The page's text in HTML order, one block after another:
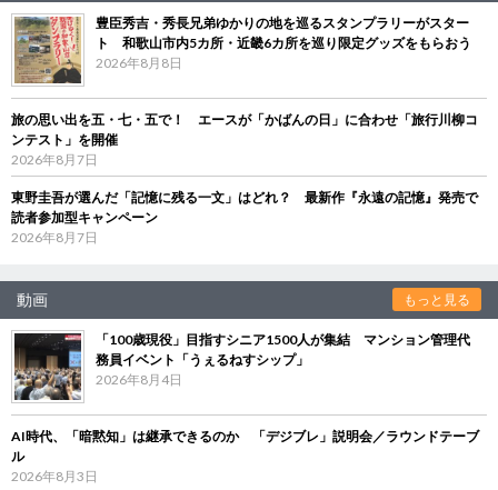
豊臣秀吉・秀長兄弟ゆかりの地を巡るスタンプラリーがスター
ト 和歌山市内5カ所・近畿6カ所を巡り限定グッズをもらおう
2026年8月8日
旅の思い出を五・七・五で！ エースが「かばんの日」に合わせ「旅行川柳コ
ンテスト」を開催
2026年8月7日
東野圭吾が選んだ「記憶に残る一文」はどれ？ 最新作『永遠の記憶』発売で
読者参加型キャンペーン
2026年8月7日
動画 もっと見る
「100歳現役」目指すシニア1500人が集結 マンション管理代
務員イベント「うぇるねすシップ」
2026年8月4日
AI時代、「暗黙知」は継承できるのか 「デジブレ」説明会／ラウンドテーブ
ル
2026年8月3日